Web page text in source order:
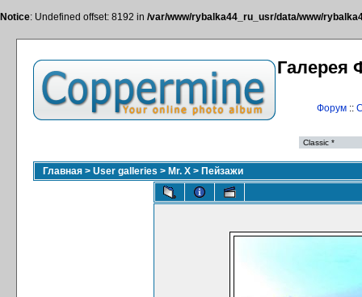
Notice: Undefined offset: 8192 in /var/www/rybalka44_ru_usr/data/www/
Галерея
Форум::
Главная > User galleries > Mr. X > Пейзажи